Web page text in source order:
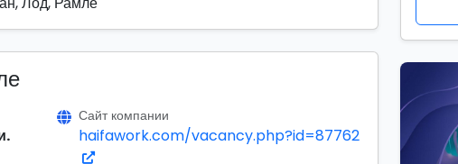
Сайт компании
haifawork.com/vacancy.php?id=87762